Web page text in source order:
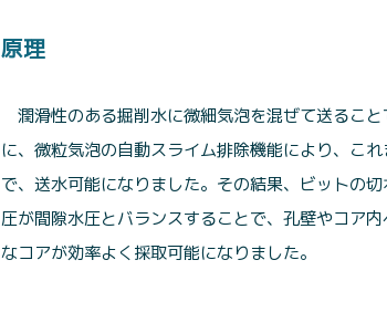
原理
潤滑性のある掘削水に微細気泡を混ぜて送るこ
に、微粒気泡の自動スライム排除機能により、こ
で、送水可能になりました。その結果、ビットの
圧が間隙水圧とバランスすることで、孔壁やコア
なコアが効率よく採取可能になりました。